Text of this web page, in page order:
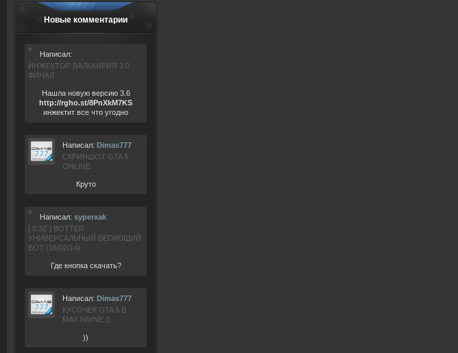
Новые комментарии
Написал:
ИНЖЕКТОР ВАЛЬКИРИЯ 3.0
ФИНАЛ
Нашла новую версию 3.6
http://rgho.st/8PnXkM7KS
инжектит все что угодно
Написал: Dimas777
СКРИНШОТ GTA 5
ONLINE
Круто
Написал: syperxak
[ 0.3Z ] BOTTER -
УНИВЕРСАЛЬНЫЙ БЕГАЮЩИЙ
БОТ (16/02/14)
Где кнопка скачать?
Написал: Dimas777
КУСОЧЕК GTA 5 В
MAX PAYNE 3
))